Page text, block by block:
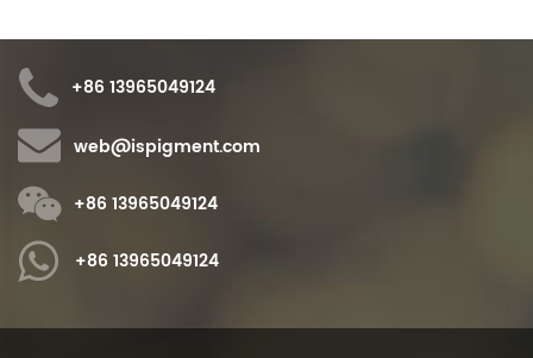
+86 13965049124
web@ispigment.com
+86 13965049124
+86 13965049124